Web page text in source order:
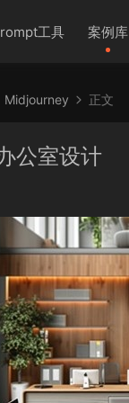
工具 案例库
Midjourney 正文
公室设计